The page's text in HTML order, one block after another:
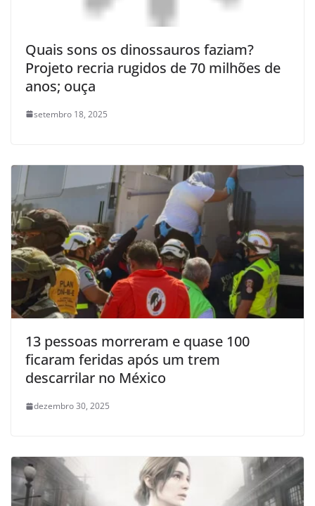
Quais sons os dinossauros faziam?
Projeto recria rugidos de 70 milhões de
anos; ouça
setembro 18, 2025
13 pessoas morreram e quase 100
ficaram feridas após um trem
descarrilar no México
dezembro 30, 2025